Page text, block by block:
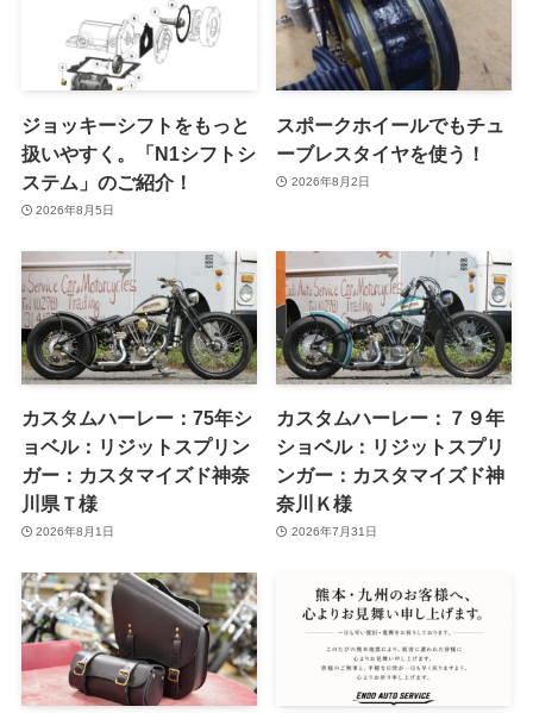
ジョッキーシフトをもっと
扱いやすく。「N1シフトシ
ステム」のご紹介！
2026年8月5日
スポークホイールでもチュ
ーブレスタイヤを使う！
2026年8月2日
カスタムハーレー：75年シ
ョベル：リジットスプリン
ガー：カスタマイズド神奈
川県Ｔ様
2026年8月1日
カスタムハーレー：７９年
ショベル：リジットスプリ
ンガー：カスタマイズド神
奈川Ｋ様
2026年7月31日